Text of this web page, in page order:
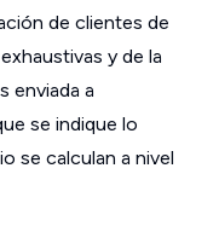
de clientes de
y de la
enviada a
se indique lo
se calculan a nivel